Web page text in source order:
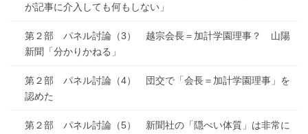
が記事に介入しても何もしない」
第２部 パネル討論（3） 越宗会長＝加計学園理事？ 山陽
新聞「分かりかねる」
第２部 パネル討論（4） 団交で「会長＝加計学園理事」を
認めた
第２部 パネル討論（5） 新聞社の「隠ぺい体質」は非常に